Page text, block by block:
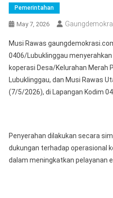
Pemerintahan
May 7, 2026
Musi Rawas
0406/Lubuklinggau
koperasi Desa/Kelurahan Merah
Lubuklinggau, dan Musi Rawas
(7/5/2026), di Lapangan Kodim
Penyerahan dilakukan secara
dukungan terhadap operasional
dalam meningkatkan pelayanan